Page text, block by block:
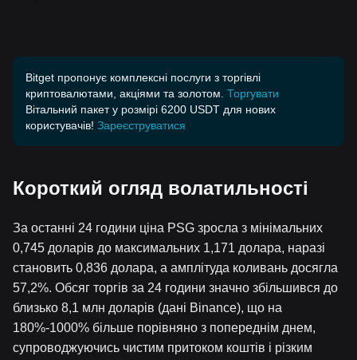
Bitget пропонує комплексні послуги з торгівлі
криптовалютами, акціями та золотом. Торгувати
Вітальний пакет у розмірі 6200 USDT для нових
користувачів! Зареєструватися
Короткий огляд волатильності
За останні 24 години ціна PSG зросла з мінімальних
0,745 доларів до максимальних 1,171 долара, наразі
становить 0,836 долара, а амплітуда коливань досягла
57,2%. Обсяг торгів за 24 години значно збільшився до
близько 8,1 млн доларів (дані Binance), що на
180%-1000% більше порівняно з попереднім днем,
супроводжуючись чистим притоком коштів і різким